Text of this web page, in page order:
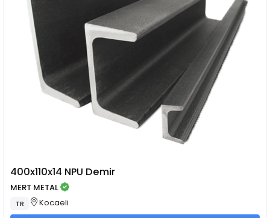
400x110x14 NPU Demir
MERT METAL
TR Kocaeli